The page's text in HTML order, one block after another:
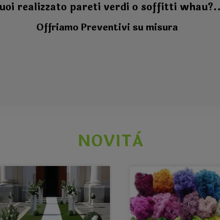
realizzato pareti verdi o soffitti
Offriamo Preventivi su misura
NOVITÀ